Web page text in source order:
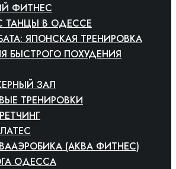
ФИТНЕС
ТАНЦЫ В ОДЕССЕ
ЯПОНСКАЯ ТРЕНИРОВКА
БЫСТРОГО ПОХУДЕНИЯ
ЗАЛ
ТРЕНИРОВКИ
(АКВА ФИТНЕС)
ОДЕССА